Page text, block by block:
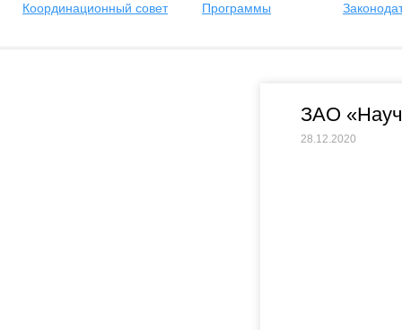
Координационный совет
Программы
ЗАО
28.12.2020